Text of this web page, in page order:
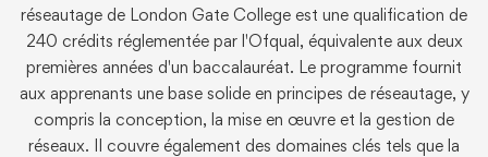
réseautage de London Gate College est une qualification de
240 crédits réglementée par l'Ofqual, équivalente aux deux
premières années d'un baccalauréat. Le programme fournit
aux apprenants une base solide en principes de réseautage, y
compris la conception, la mise en œuvre et la gestion de
réseaux. Il couvre également des domaines clés tels que la